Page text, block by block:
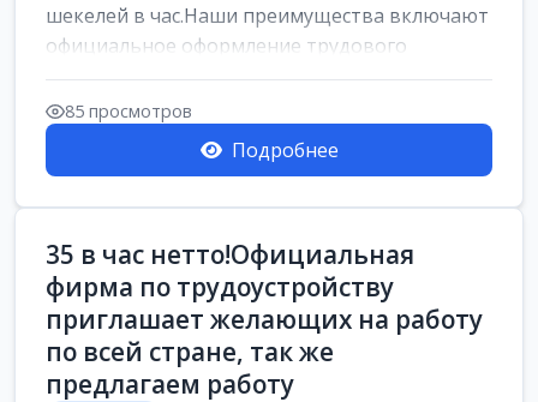
шекелей в час.Наши преимущества включают
официальное оформление трудового
договора,...
85 просмотров
Подробнее
35 в час нетто!Официальная
фирма по трудоустройству
приглашает желающих на работу
по всей стране, так же
предлагаем работу